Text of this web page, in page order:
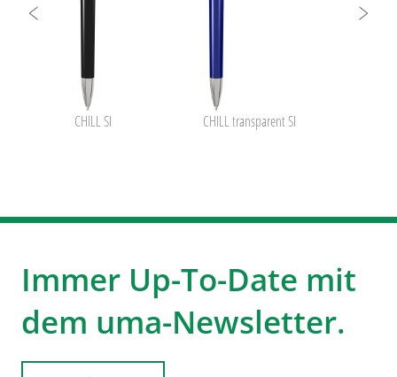
CHILL SI CHILL transparent SI
Immer Up-To-Date mit
dem uma-Newsletter.